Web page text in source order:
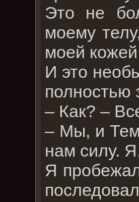
Это не
моему
моей
И это
полностью
– Как? –
– Мы, и
нам силу.
Я